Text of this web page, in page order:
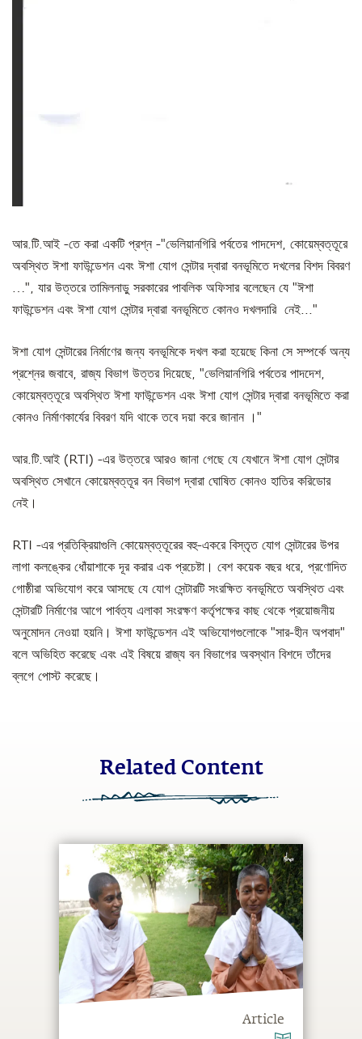
আর.টি.আই -তে করা একটি প্রশ্ন -"ভেলিয়ানগিরি পর্বতের পাদদেশ, কোয়েম্বত্তূরে
অবস্থিত ঈশা ফাউন্ডেশন এবং ঈশা যোগ সেন্টার দ্বারা বনভূমিতে দখলের বিশদ বিবরণ
…", যার উত্তরে তামিলনাড়ু সরকারের পাবলিক অফিসার বলেছেন যে "ঈশা
ফাউন্ডেশন এবং ঈশা যোগ সেন্টার দ্বারা বনভূমিতে কোনও দখলদারি নেই..."
ঈশা যোগ সেন্টারের নির্মাণের জন্য বনভূমিকে দখল করা হয়েছে কিনা সে সম্পর্কে অন্য
প্রশ্নের জবাবে, রাজ্য বিভাগ উত্তর দিয়েছে, "ভেলিয়ানগিরি পর্বতের পাদদেশ,
কোয়েম্বত্তূরে অবস্থিত ঈশা ফাউন্ডেশন এবং ঈশা যোগ সেন্টার দ্বারা বনভূমিতে করা
কোনও নির্মাণকার্যের বিবরণ যদি থাকে তবে দয়া করে জানান ।"
আর.টি.আই (RTI) -এর উত্তরে আরও জানা গেছে যে যেখানে ঈশা যোগ সেন্টার
অবস্থিত সেখানে কোয়েম্বত্তূর বন বিভাগ দ্বারা ঘোষিত কোনও হাতির করিডোর
নেই।
RTI -এর প্রতিক্রিয়াগুলি কোয়েম্বত্তূরের বহু-একরে বিস্তৃত যোগ সেন্টারের উপর
লাগা কলঙ্কের ধোঁয়াশাকে দূর করার এক প্রচেষ্টা। বেশ কয়েক বছর ধরে, প্রণোদিত
গোষ্ঠীরা অভিযোগ করে আসছে যে যোগ সেন্টারটি সংরক্ষিত বনভূমিতে অবস্থিত এবং
সেন্টারটি নির্মাণের আগে পার্বত্য এলাকা সংরক্ষণ কর্তৃপক্ষের কাছ থেকে প্রয়োজনীয়
অনুমোদন নেওয়া হয়নি। ঈশা ফাউন্ডেশন এই অভিযোগগুলোকে "সার-হীন অপবাদ"
বলে অভিহিত করেছে এবং এই বিষয়ে রাজ্য বন বিভাগের অবস্থান বিশদে তাঁদের
ব্লগে পোস্ট করেছে।
Related Content
Article